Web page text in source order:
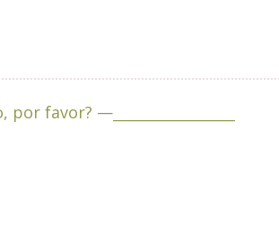
2. —Boa noite. Poderia trazer o cardápio, por favor? —_________________